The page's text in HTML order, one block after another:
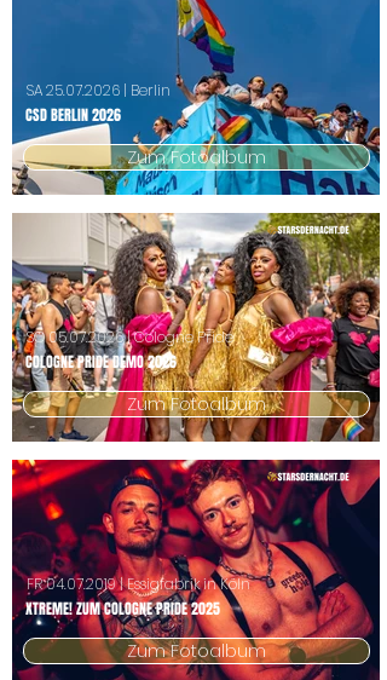
CSD BERLIN 2026
SA25.07.2026 | Berlin
Zum Fotoalbum
COLOGNE PRIDE DEMO 2026
SO05.07.2026| Cologne Pride
Zum Fotoalbum
XTREME! ZUM COLOGNE PRIDE 2025
FR04.07.2019| Essigfabrik in Köln
Zum Fotoalbum